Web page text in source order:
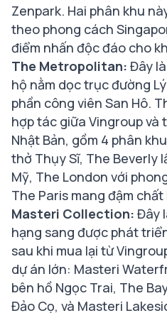
Zenpark. Hai phân khu
theo phong cách
điểm nhấn độc đáo cho
The Metropolitan: Đây
hộ nằm dọc trục đường
phần công viên San Hô.
hợp tác giữa Vingroup và
Nhật Bản, gồm 4 phân
thở Thụy Sĩ, The Beverly
Mỹ, The London với
The Paris mang đậm chất
Masteri Collection: Đây
hạng sang được phát
sau khi mua lại từ
dự án lớn: Masteri
bên hồ Ngọc Trai, The
Đảo Cọ, và Masteri